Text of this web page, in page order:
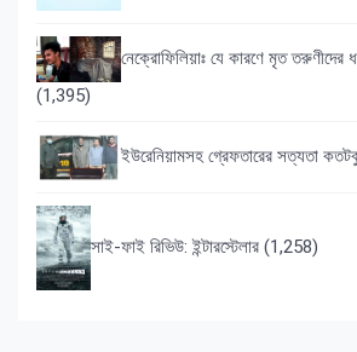
নেক্রোফিলিয়াঃ যে কারণে মৃত তরুণীদের
(1,395)
ইউরেনিয়ামসহ গ্রেফতারের সত্যতা
সাই-ফাই রিভিউ: ইন্টারস্টেলার (1,258)